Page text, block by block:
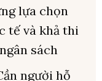
lựa chọn
tế và khả thi
sách
người hỗ